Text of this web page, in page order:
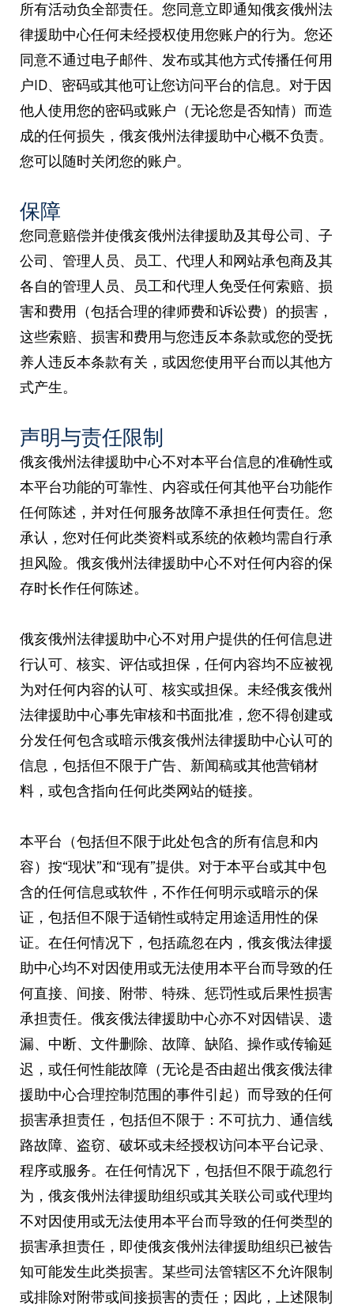
所有活动负全部责任。您同意立即通知俄亥俄州法
律援助中心任何未经授权使用您账户的行为。您还
同意不通过电子邮件、发布或其他方式传播任何用
户ID、密码或其他可让您访问平台的信息。对于因
他人使用您的密码或账户（无论您是否知情）而造
成的任何损失，俄亥俄州法律援助中心概不负责。
您可以随时关闭您的账户。
保障
您同意赔偿并使俄亥俄州法律援助及其母公司、子
公司、管理人员、员工、代理人和网站承包商及其
各自的管理人员、员工和代理人免受任何索赔、损
害和费用（包括合理的律师费和诉讼费）的损害，
这些索赔、损害和费用与您违反本条款或您的受抚
养人违反本条款有关，或因您使用平台而以其他方
式产生。
声明与责任限制
俄亥俄州法律援助中心不对本平台信息的准确性或
本平台功能的可靠性、内容或任何其他平台功能作
任何陈述，并对任何服务故障不承担任何责任。您
承认，您对任何此类资料或系统的依赖均需自行承
担风险。俄亥俄州法律援助中心不对任何内容的保
存时长作任何陈述。
俄亥俄州法律援助中心不对用户提供的任何信息进
行认可、核实、评估或担保，任何内容均不应被视
为对任何内容的认可、核实或担保。未经俄亥俄州
法律援助中心事先审核和书面批准，您不得创建或
分发任何包含或暗示俄亥俄州法律援助中心认可的
信息，包括但不限于广告、新闻稿或其他营销材
料，或包含指向任何此类网站的链接。
本平台（包括但不限于此处包含的所有信息和内
容）按“现状”和“现有”提供。对于本平台或其中包
含的任何信息或软件，不作任何明示或暗示的保
证，包括但不限于适销性或特定用途适用性的保
证。在任何情况下，包括疏忽在内，俄亥俄法律援
助中心均不对因使用或无法使用本平台而导致的任
何直接、间接、附带、特殊、惩罚性或后果性损害
承担责任。俄亥俄法律援助中心亦不对因错误、遗
漏、中断、文件删除、故障、缺陷、操作或传输延
迟，或任何性能故障（无论是否由超出俄亥俄法律
援助中心合理控制范围的事件引起）而导致的任何
损害承担责任，包括但不限于：不可抗力、通信线
路故障、盗窃、破坏或未经授权访问本平台记录、
程序或服务。在任何情况下，包括但不限于疏忽行
为，俄亥俄州法律援助组织或其关联公司或代理均
不对因使用或无法使用本平台而导致的任何类型的
损害承担责任，即使俄亥俄州法律援助组织已被告
知可能发生此类损害。某些司法管辖区不允许限制
或排除对附带或间接损害的责任；因此，上述限制